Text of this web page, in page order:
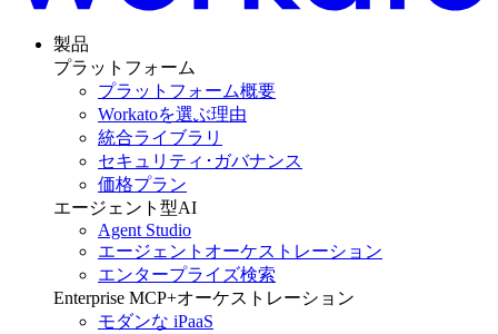
製品
プラットフォーム
プラットフォーム概要
Workatoを選ぶ理由
統合ライブラリ
セキュリティ･ガバナンス
価格プラン
エージェント型AI
Agent Studio
エージェントオーケストレーション
エンタープライズ検索
Enterprise MCP+オーケストレーション
モダンな iPaaS